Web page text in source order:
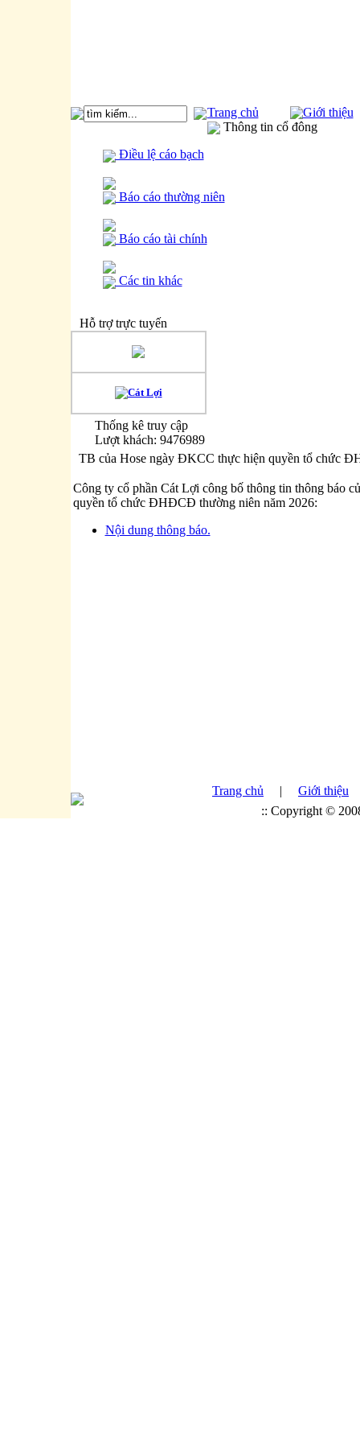
Trang chủ
Giới thiệu
Thông tin cổ đông
Điều lệ cáo bạch
Báo cáo thường niên
Báo cáo tài chính
Các tin khác
Hỗ trợ trực tuyến
Thống kê truy cập
Lượt khách: 9476989
TB của Hose ngày ĐKCC thực hiện quyền tổ chức
Công ty cổ phần Cát Lợi công bố thông tin thông báo
quyền tổ chức ĐHĐCĐ thường niên năm 2026:
Nội dung thông báo.
Trang chủ | Giới thiệu
:: Copyright ©